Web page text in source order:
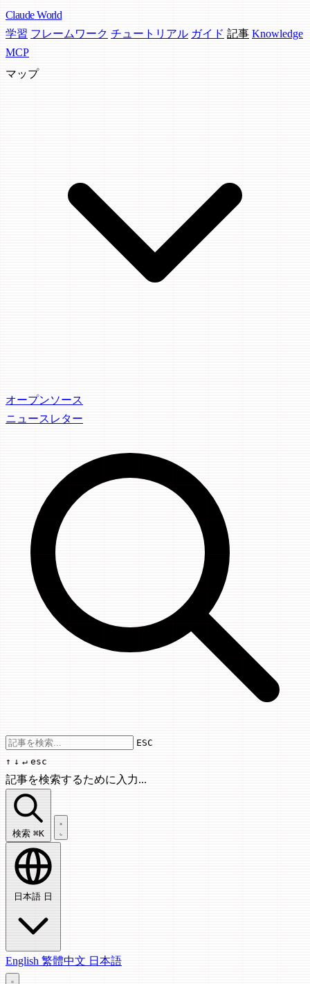
Claude World
学習 フレームワーク チュートリアル ガイド 記事 Knowledge
MCP
マップ
オープンソース
ニュースレター
Use arrow keys to navigate results,
ESC
↑ ↓ ↵ esc
記事を検索するために入力...
記事を検索...
検索 ⌘K
日本語 日
English 繁體中文 日本語